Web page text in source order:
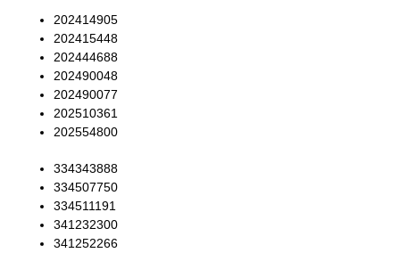
202414905
202415448
202444688
202490048
202490077
202510361
202554800
334343888
334507750
334511191
341232300
341252266